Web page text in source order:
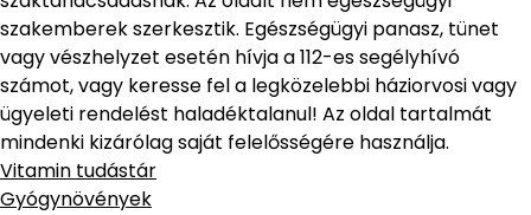
szakemberek szerkesztik. Egészségügyi panasz, tünet
vagy vészhelyzet esetén hívja a 112-es segélyhívó
számot, vagy keresse fel a legközelebbi háziorvosi vagy
ügyeleti rendelést haladéktalanul! Az oldal tartalmát
mindenki kizárólag saját felelősségére használja.
Vitamin tudástár
Gyógynövények